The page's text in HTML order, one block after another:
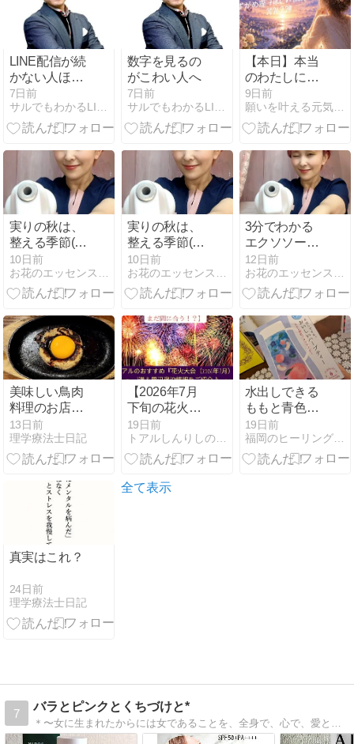
LINE配信が続
かない人ほ
ど、毎回考え
すぎています
7日前
サルでもわかるLINE@カフェ〜ネットラジオ番組 連動ブログ
数字を見るの
がこわい人へ
7日前
サルでもわかるLINE@カフェ〜ネットラジオ番組 連動ブログ
【本日】本当
のわたしに還
る時。魂の使
命が動き出
す・・・みず
9日前
願いを叶える元気のパワー momoと魔法のランプ
実りの秋は、
整える季節(エ
クソソーム増
量)
10日前
実りの秋は、
整える季節(エ
クソソーム増
量)
10日前
3分でわかる
エクソソーム
の話③
12日前
美味しい鳥肉
料理のお店へ
💡
13日前
理学療法士日記
【2026年7月
下旬の花火大
会観覧もまだ
間に合
う！？】トア
『花火大会
19日前
トアルしんりしの徒然日記
水出しできる
ももと青色の
バタフライピ
ー
19日前
福岡のヒーリングサロンLacachette（ラカシェット）
真実はこれ？
24日前
理学療法士日記
全て表示
7
バラとピンクとくちづけと*